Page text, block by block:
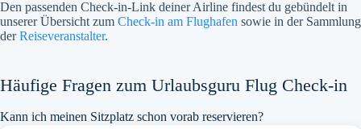
Den passenden Check-in-Link deiner Airline findest du gebündelt in
unserer Übersicht zum Check-in am Flughafen sowie in der Sammlung
derReiseveranstalter.
Häufige Fragen zum Urlaubsguru Flug Check-in
Kann ich meinen Sitzplatz schon vorab reservieren?